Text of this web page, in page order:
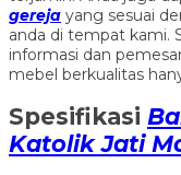
gereja yang sesuai
anda di tempat kami.
informasi dan
mebel berkualitas
Spesifikasi
Katolik Jati